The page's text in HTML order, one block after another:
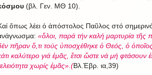
(βλ. Γεν. ΜΘ 10).
ὅπως λέει ὁ ἀπόστολος Παῦλος στό
«ὅλοι, παρά τήν καλή μαρτυρία τῆς
πῆραν ὅ,τι τούς ὑποσχέθηκεὁ Θεός, ὁ ὁποῖ
καλύτερο γιά ἐμᾶς, ἔτσι ὥστε νά μή φτάσουν ἐ
χωρίς ἐμᾶς».(Βλ.Ἑβρ. ια,39)